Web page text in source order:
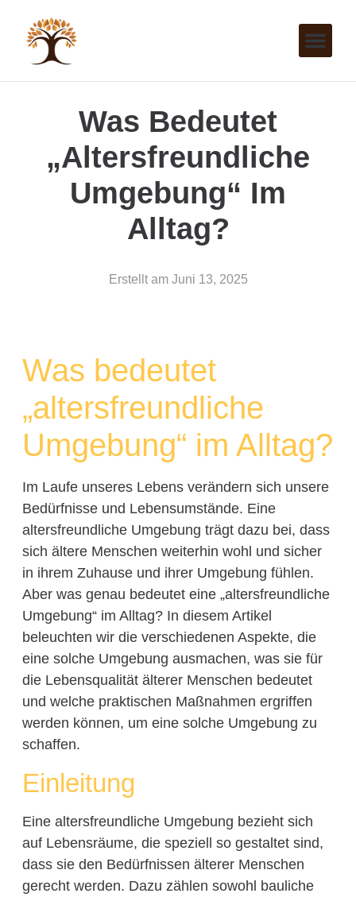
Was Bedeutet
„altersfreundliche
Umgebung“ Im
Alltag?
Erstellt am Juni 13, 2025
Was bedeutet
„altersfreundliche
Umgebung“ im Alltag?
Im Laufe unseres Lebens verändern sich unsere
Bedürfnisse und Lebensumstände. Eine
altersfreundliche Umgebung trägt dazu bei, dass
sich ältere Menschen weiterhin wohl und sicher
in ihrem Zuhause und ihrer Umgebung fühlen.
Aber was genau bedeutet eine „altersfreundliche
Umgebung“ im Alltag? In diesem Artikel
beleuchten wir die verschiedenen Aspekte, die
eine solche Umgebung ausmachen, was sie für
die Lebensqualität älterer Menschen bedeutet
und welche praktischen Maßnahmen ergriffen
werden können, um eine solche Umgebung zu
schaffen.
Einleitung
Eine altersfreundliche Umgebung bezieht sich
auf Lebensräume, die speziell so gestaltet sind,
dass sie den Bedürfnissen älterer Menschen
gerecht werden. Dazu zählen sowohl bauliche